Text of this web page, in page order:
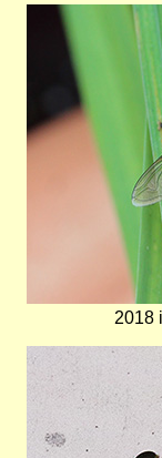
Bild
2018
Bild